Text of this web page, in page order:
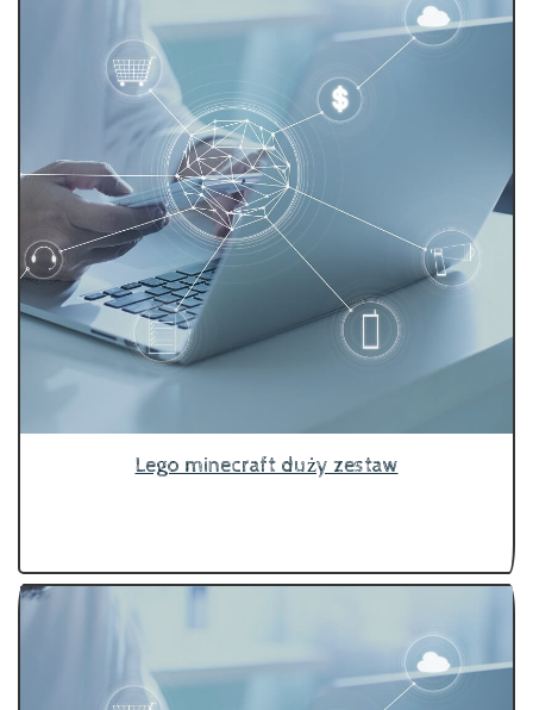
Lego minecraft duży zestaw